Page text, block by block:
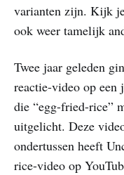
varianten zijn. Kijk
ook weer tamelijk
Twee jaar geleden
reactie-video op een
die “egg-fried-rice”
uitgelicht. Deze
ondertussen heeft
rice-video op